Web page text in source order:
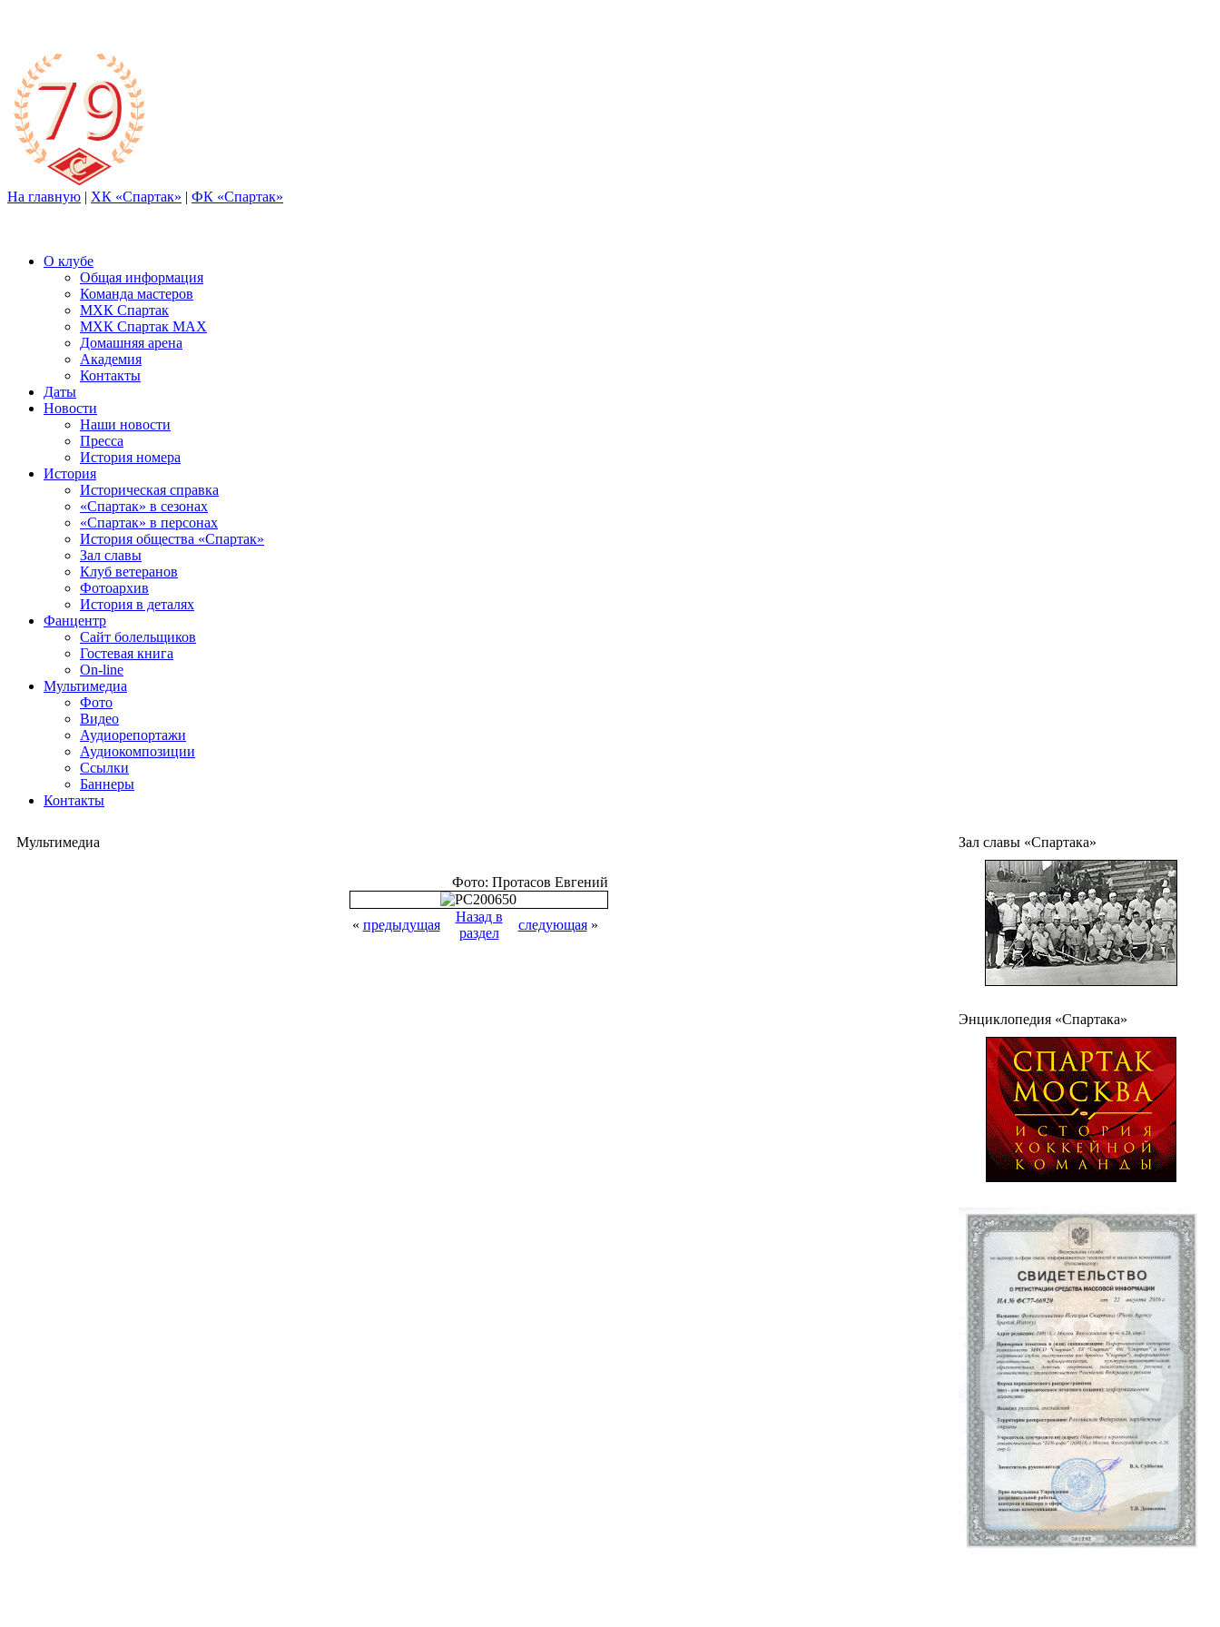
На главную | ХК «Спартак» | ФК «Спартак»
О клубе
Общая информация
Команда мастеров
МХК Спартак
МХК Спартак МАХ
Домашняя арена
Академия
Контакты
Даты
Новости
Наши новости
Пресса
История номера
История
Историческая справка
«Спартак» в сезонах
«Спартак» в персонах
История общества «Спартак»
Зал славы
Клуб ветеранов
Фотоархив
История в деталях
Фанцентр
Сайт болельщиков
Гостевая книга
On-line
Мультимедиа
Фото
Видео
Аудиорепортажи
Аудиокомпозиции
Ссылки
Баннеры
Контакты
Мультимедиа
Фото: Протасов Евгений
« предыдущая
Назад в
раздел
следующая»
Зал славы «Спартака»
Энциклопедия «Спартака»